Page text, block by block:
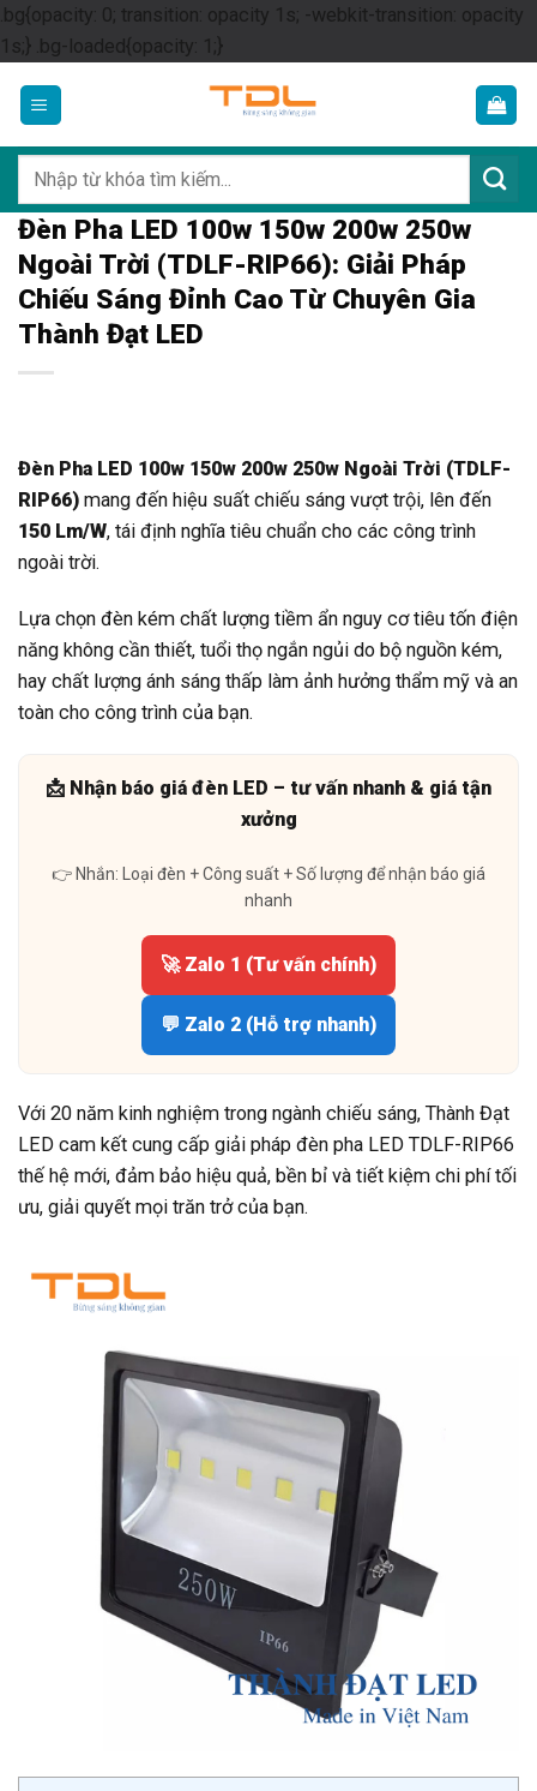
.bg{opacity: 0; transition: opacity 1s; -webkit-transition: opacity
1s;} .bg-loaded{opacity: 1;}Skip
content
kiếm:
Đèn Pha LED 100w 150w 200w 250w
Ngoài Trời (TDLF-RIP66): Giải Pháp
Chiếu Sáng Đỉnh Cao Từ Chuyên Gia
Thành Đạt LED
Đèn Pha LED 100w 150w 200w 250w Ngoài Trời (TDLF-
RIP66) mang đến hiệu suất chiếu sáng vượt trội, lên đến
150 Lm/W, tái định nghĩa tiêu chuẩn cho các công trình
ngoài trời.
Lựa chọn đèn kém chất lượng tiềm ẩn nguy cơ tiêu tốn điện
năng không cần thiết, tuổi thọ ngắn ngủi do bộ nguồn kém,
hay chất lượng ánh sáng thấp làm ảnh hưởng thẩm mỹ và an
toàn cho công trình của bạn.
📩 Nhận báo giá đèn LED – tư vấn nhanh & giá tận
xưởng
👉 Nhắn: Loại đèn + Công suất + Số lượng để nhận báo giá
nhanh
🚀 Zalo 1 (Tư vấn chính)
💬 Zalo 2 (Hỗ trợ nhanh)
Với 20 năm kinh nghiệm trong ngành chiếu sáng, Thành Đạt
LED cam kết cung cấp giải pháp đèn pha LED TDLF-RIP66
thế hệ mới, đảm bảo hiệu quả, bền bỉ và tiết kiệm chi phí tối
ưu, giải quyết mọi trăn trở của bạn.